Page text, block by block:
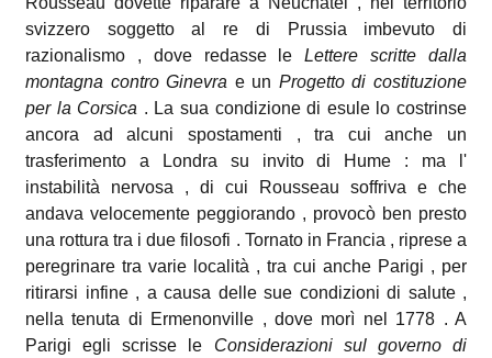
svizzero soggetto al re di Prussia imbevuto di
razionalismo , dove redasse leLettere scritte dalla
montagna contro Ginevra e un Progetto di costituzione
per la Corsica . La sua condizione di esule lo costrinse
ancora ad alcuni spostamenti , tra cui anche un
trasferimento a Londra su invito di Hume : ma l'
instabilità nervosa , di cui Rousseau soffriva e che
andava velocemente peggiorando , provocò ben presto
una rottura tra i due filosofi . Tornato in Francia , riprese a
peregrinare tra varie località , tra cui anche Parigi , per
ritirarsi infine , a causa delle sue condizioni di salute ,
nella tenuta di Ermenonville , dove morì nel 1778 . A
Parigi egli scrisse le Considerazioni sul governo di